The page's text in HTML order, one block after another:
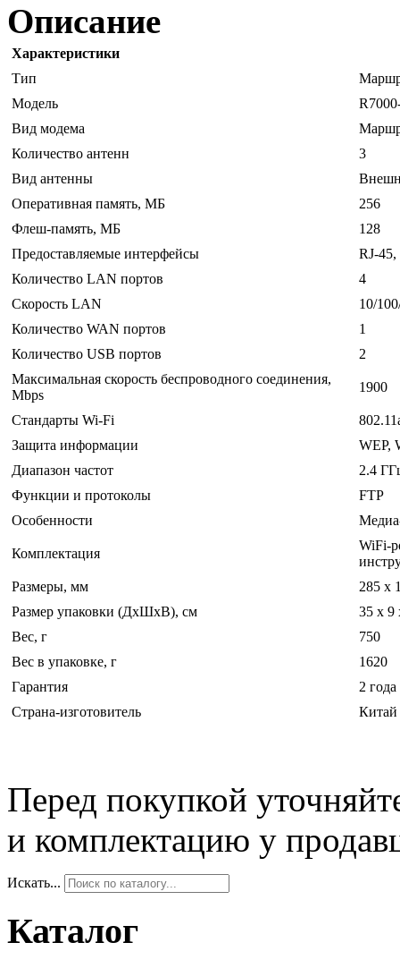
Описание
Характеристики
Тип
Модель
Вид модема
Количество антенн
3
Вид антенны
Оперативная память, МБ
256
Флеш-память, МБ
128
Предоставляемые интерфейсы
RJ-
Количество LAN портов
4
Скорость LAN
10/
Количество WAN портов
1
Количество USB портов
2
Максимальная скорость беспроводного соединения,
Mbps
1900
Стандарты Wi-Fi
Защита информации
WEP,
Диапазон частот
2.4
Функции и протоколы
FTP
Особенности
Комплектация
WiFi-
Размеры, мм
285 x
Размер упаковки (ДхШхВ), см
35 x 9
Вес, г
750
Вес в упаковке, г
1620
Гарантия
2 года
Страна-изготовитель
Китай
Перед покупкой
и комплектацию у
Искать...
Каталог